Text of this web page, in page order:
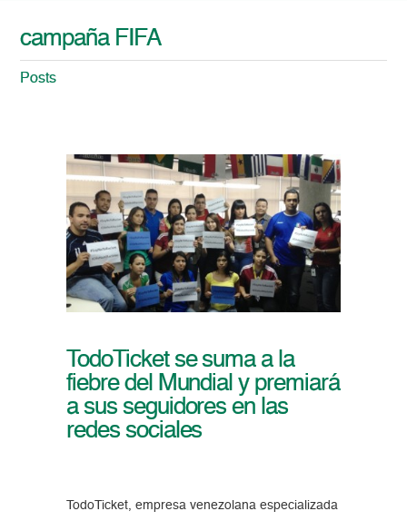
campaña FIFA
Posts
TodoTicket se suma a la
fiebre del Mundial y premiará
a sus seguidores en las
redes sociales
TodoTicket, empresa venezolana especializada